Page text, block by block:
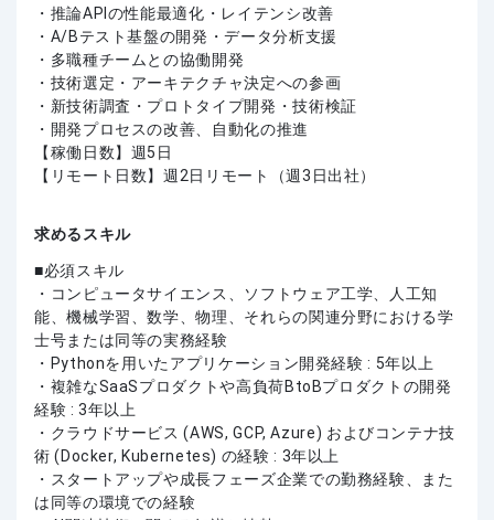
・推論APIの性能最適化・レイテンシ改善
・A/Bテスト基盤の開発・データ分析支援
・多職種チームとの協働開発
・技術選定・アーキテクチャ決定への参画
・新技術調査・プロトタイプ開発・技術検証
・開発プロセスの改善、自動化の推進
【稼働日数】週5日
【リモート日数】週2日リモート（週3日出社）
求めるスキル
必須スキル
・コンピュータサイエンス、ソフトウェア工学、人工知
能、機械学習、数学、物理、それらの関連分野における学
士号または同等の実務経験
・Pythonを用いたアプリケーション開発経験 : 5年以上
・複雑なSaaSプロダクトや高負荷BtoBプロダクトの開発
経験 : 3年以上
・クラウドサービス (AWS, GCP, Azure) およびコンテナ技
術 (Docker, Kubernetes) の経験 : 3年以上
・スタートアップや成長フェーズ企業での勤務経験、また
は同等の環境での経験